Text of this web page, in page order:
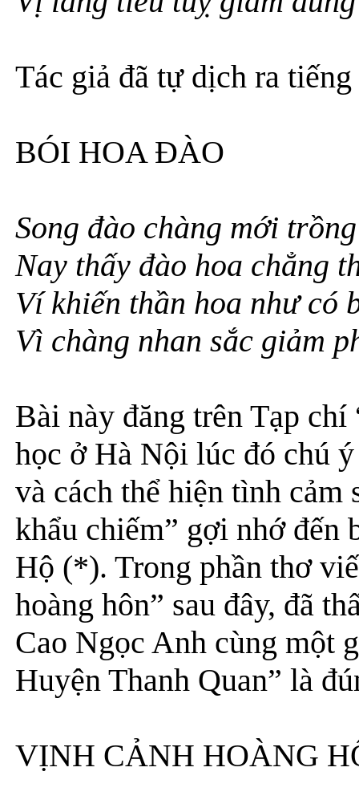
Tác giả đã tự dịch ra
BÓI HOA ĐÀO
Song đào chàng mới
Nay thấy đào hoa chẳng
Ví khiến thần hoa như có
Vì chàng nhan sắc giảm
Bài này đăng trên Tạp
học ở Hà Nội lúc đó chú
và cách thể hiện tình cảm
khẩu chiếm” gợi nhớ đến
Hộ (*). Trong phần thơ
hoàng hôn” sau đây, đã
Cao Ngọc Anh cùng một
Huyện Thanh Quan” là
VỊNH CẢNH HOÀNG